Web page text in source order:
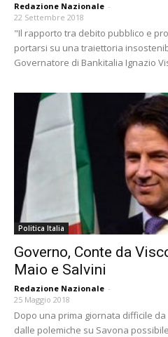
Redazione Nazionale -
22 Settembre 2018
"Il rapporto tra debito pubblico e
portarsi su una traiettoria
Governatore di Bankitalia Ignazio
Politica Italia
Governo, Conte da
Maio e Salvini
Redazione Nazionale -
25 Maggio 2018
Dopo una prima giornata difficile
dalle polemiche su Savona